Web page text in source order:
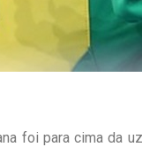
foi para cima da